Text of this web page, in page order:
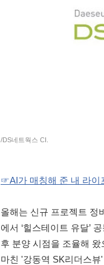
/DS네트웍스 CI.
☞AI가 매칭해 준 내 라이
올해는 신규 프로젝트 정
에서 ‘힐스테이트 유달’
후 분양 시점을 조율해
마친 '강동역 SK리더스